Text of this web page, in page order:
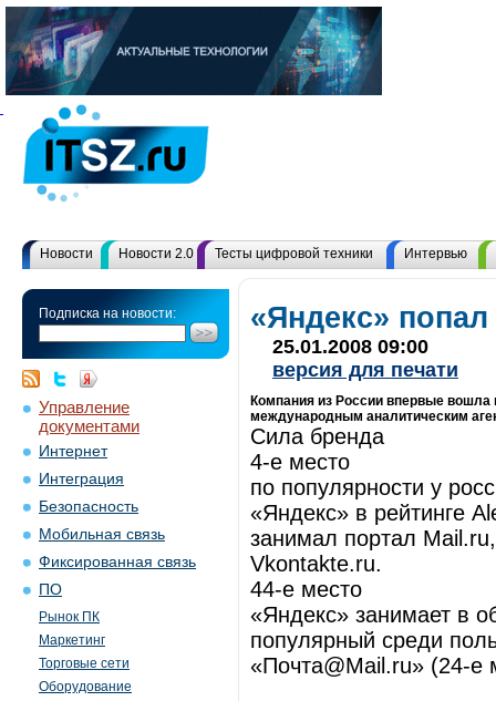
Новости Новости 2.0 Тесты цифровой техники Интервью
Подписка на новости:
Управление
документами
Интернет
Интеграция
Безопасность
Мобильная связь
Фиксированная связь
ПО
Рынок ПК
Маркетинг
Торговые сети
Оборудование
«Яндекс» попал
25.01.2008 09:00
версия для печати
Компания из России впервые вошла
международным аналитическим
Сила бренда
4-е место
по популярности у
«Яндекс» в рейтинге
занимал портал
Vkontakte.ru.
44-е место
«Яндекс» занимает в
популярный среди
«Почта@Mail.ru» (24-е